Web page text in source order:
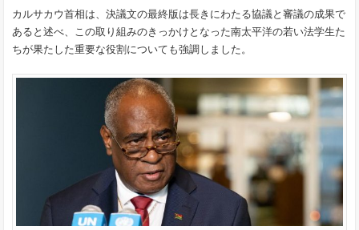
カルサカウ首相は、決議文の最終版は長きにわたる協議と審議の成果で
あると述べ、この取り組みのきっかけとなった南太平洋の若い法学生た
ちが果たした重要な役割についても強調しました。